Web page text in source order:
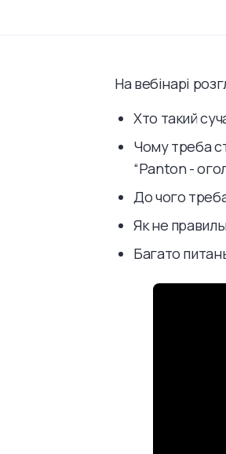
На вебінарі
Хто такий
Чому треба
“Panton -
До чого
Як не
Багато